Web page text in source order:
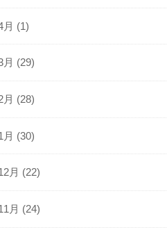
月 (1)
月 (29)
月 (28)
月 (30)
月 (22)
月 (24)